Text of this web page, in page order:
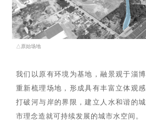
△原始场地
我们以原有环境为基地，融景观于淄
重新梳理场地，形成具有丰富立体观
打破河与岸的界限，建立人水和谐的
市理念造就可持续发展的城市水空间。